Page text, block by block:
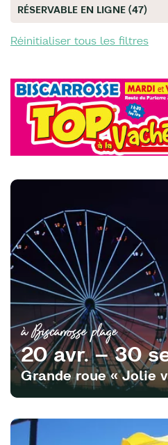
RÉSERVABLE EN LIGNE (47)
Réinitialiser tous les filtres
à Biscarrosse plage
20 avr. – 30
Grande roue « Jolie